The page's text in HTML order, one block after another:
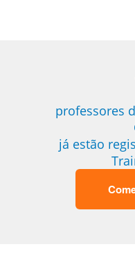
professores
já estão